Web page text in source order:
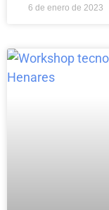
6 de enero de 2023